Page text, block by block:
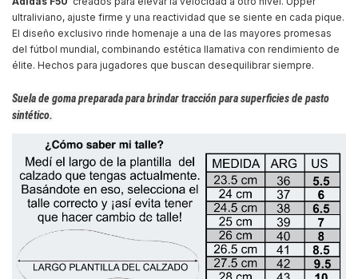
ultraliviano, ajuste firme y una reactividad que se siente en cada pique.
El diseño exclusivo rinde homenaje a una de las mayores promesas
del fútbol mundial, combinando estética llamativa con rendimiento de
élite. Hechos para jugadores que buscan desequilibrar siempre.
Suela de gomapreparada para brindar tracción para superficies de pasto
sintético.